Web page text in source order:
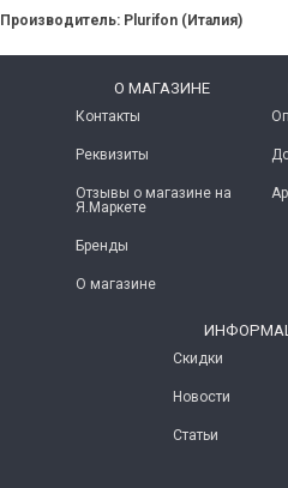
Производитель: Plurifon (Италия)
O МАГАЗИНЕ
Контакты
Реквизиты
Отзывы о магазине на
Я.Маркете
Бренды
О магазине
Скидки
Новости
Статьи